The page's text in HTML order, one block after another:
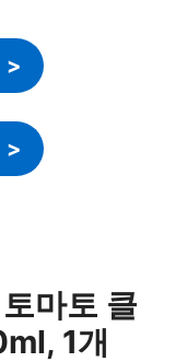
>
>
마토 클
1개